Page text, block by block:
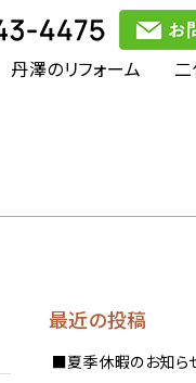
丹澤のリフォーム 二
最近の投稿
■夏季休暇のお知